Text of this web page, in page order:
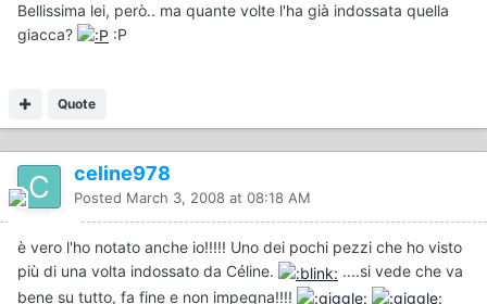
Bellissima lei, però.. ma quante volte l'ha già indossata quella
giacca?
:P
Quote
celine978
Posted March 3, 2008 at 08:18 AM
è vero l'ho notato anche io!!!!! Uno dei pochi pezzi che ho visto
più di una volta indossato da Céline.
....si vede che va
bene su tutto, fa fine e non impegna!!!!